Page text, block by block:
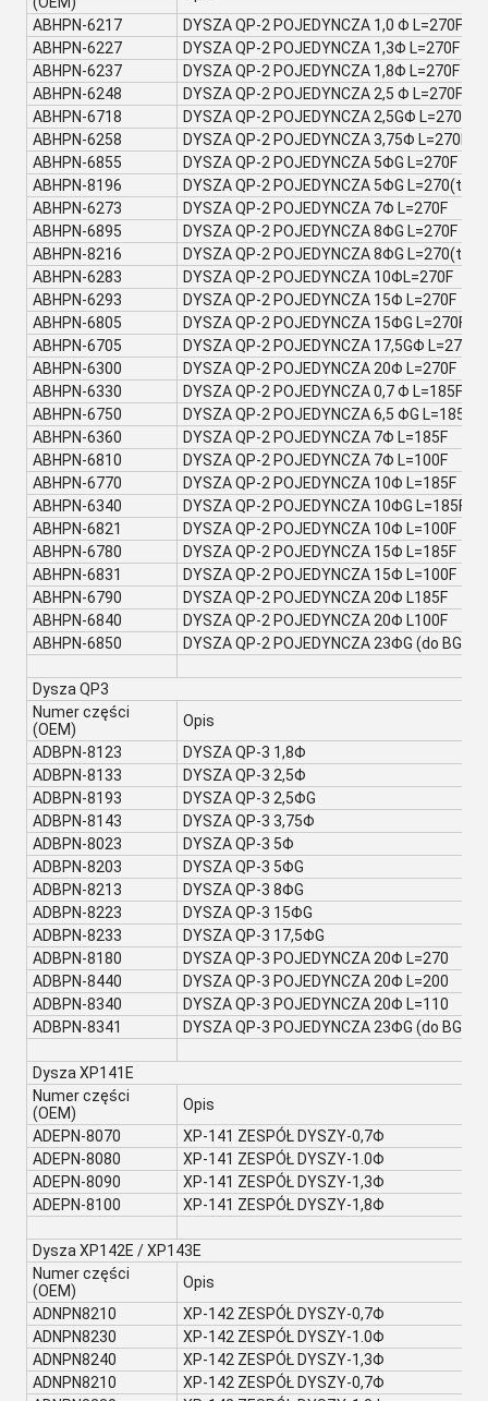
ABHPN-6217
DYSZA QP-2 POJEDYNCZA 1,0 Φ L=270F
ABHPN-6227
DYSZA QP-2 POJEDYNCZA 1,3Φ L=270F
ABHPN-6237
DYSZA QP-2 POJEDYNCZA 1,8Φ L=270F
ABHPN-6248
DYSZA QP-2 POJEDYNCZA 2,5 Φ L=270F
ABHPN-6718
DYSZA QP-2 POJEDYNCZA 2,5GΦ L=270F
ABHPN-6258
DYSZA QP-2 POJEDYNCZA 3,75Φ L=270F
ABHPN-6855
DYSZA QP-2 POJEDYNCZA 5ΦG L=270F
ABHPN-8196
DYSZA QP-2 POJEDYNCZA 5ΦG L=270(tył)
ABHPN-6273
DYSZA QP-2 POJEDYNCZA 7Φ L=270F
ABHPN-6895
DYSZA QP-2 POJEDYNCZA 8ΦG L=270F
ABHPN-8216
DYSZA QP-2 POJEDYNCZA 8ΦG L=270(tył)
ABHPN-6283
DYSZA QP-2 POJEDYNCZA 10ΦL=270F
ABHPN-6293
DYSZA QP-2 POJEDYNCZA 15Φ L=270F
ABHPN-6805
DYSZA QP-2 POJEDYNCZA 15ΦG L=270F
ABHPN-6705
DYSZA QP-2 POJEDYNCZA 17,5GΦ L=270F
ABHPN-6300
DYSZA QP-2 POJEDYNCZA 20Φ L=270F
ABHPN-6330
DYSZA QP-2 POJEDYNCZA 0,7 Φ L=185F
ABHPN-6750
DYSZA QP-2 POJEDYNCZA 6,5 ΦG L=185F
ABHPN-6360
DYSZA QP-2 POJEDYNCZA 7Φ L=185F
ABHPN-6810
DYSZA QP-2 POJEDYNCZA 7Φ L=100F
ABHPN-6770
DYSZA QP-2 POJEDYNCZA 10Φ L=185F
ABHPN-6340
DYSZA QP-2 POJEDYNCZA 10ΦG L=185F
ABHPN-6821
DYSZA QP-2 POJEDYNCZA 10Φ L=100F
ABHPN-6780
DYSZA QP-2 POJEDYNCZA 15Φ L=185F
ABHPN-6831
DYSZA QP-2 POJEDYNCZA 15Φ L=100F
ABHPN-6790
DYSZA QP-2 POJEDYNCZA 20Φ L185F
ABHPN-6840
DYSZA QP-2 POJEDYNCZA 20Φ L100F
ABHPN-6850
DYSZA QP-2 POJEDYNCZA 23ΦG (do BGA)
Dysza QP3
Numer części
(OEM)
Opis
ADBPN-8123
DYSZA QP-3 1,8Φ
ADBPN-8133
DYSZA QP-3 2,5Φ
ADBPN-8193
DYSZA QP-3 2,5ΦG
ADBPN-8143
DYSZA QP-3 3,75Φ
ADBPN-8023
DYSZA QP-3 5Φ
ADBPN-8203
DYSZA QP-3 5ΦG
ADBPN-8213
DYSZA QP-3 8ΦG
ADBPN-8223
DYSZA QP-3 15ΦG
ADBPN-8233
DYSZA QP-3 17,5ΦG
ADBPN-8180
DYSZA QP-3 POJEDYNCZA 20Φ L=270
ADBPN-8440
DYSZA QP-3 POJEDYNCZA 20Φ L=200
ADBPN-8340
DYSZA QP-3 POJEDYNCZA 20Φ L=110
ADBPN-8341
DYSZA QP-3 POJEDYNCZA 23ΦG (do BGA)
Dysza XP141E
Numer części
(OEM)
Opis
ADEPN-8070
XP-141 ZESPÓŁ DYSZY-0,7Φ
ADEPN-8080
XP-141 ZESPÓŁ DYSZY-1.0Φ
ADEPN-8090
XP-141 ZESPÓŁ DYSZY-1,3Φ
ADEPN-8100
XP-141 ZESPÓŁ DYSZY-1,8Φ
Dysza XP142E / XP143E
Numer części
(OEM)
Opis
ADNPN8210
XP-142 ZESPÓŁ DYSZY-0,7Φ
ADNPN8230
XP-142 ZESPÓŁ DYSZY-1.0Φ
ADNPN8240
XP-142 ZESPÓŁ DYSZY-1,3Φ
ADNPN8210
XP-142 ZESPÓŁ DYSZY-0,7Φ